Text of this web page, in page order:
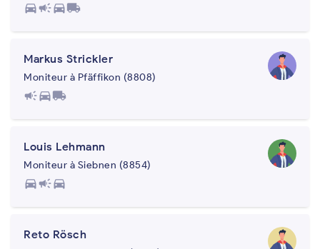
directions_carcampaigndirections_carlocal_shipping
Markus Strickler
Moniteur à Pfäffikon (8808)
campaigndirections_carlocal_shipping
Louis Lehmann
Moniteur à Siebnen (8854)
directions_carcampaigndirections_car
Reto Rösch